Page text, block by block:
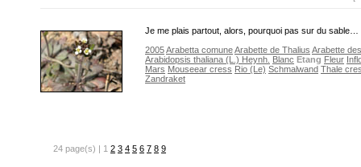
Je me plais partout, alors, pourquoi pas sur du sable…
2005Arabetta comuneArabette de Thalius Arabette
Arabidopsis thaliana (L.) Heynh. Blanc Etang Fleur
Mars Mouseear cress Rio (Le) Schmalwand Thale
Zandraket
24 page(s) | 1 2 3 4 5 6 7 8 9